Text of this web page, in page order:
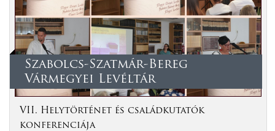
Szabolcs-Szatmár-Bereg
Vármegyei Levéltár
VII. Helytörténet és családkutatók
konferenciája